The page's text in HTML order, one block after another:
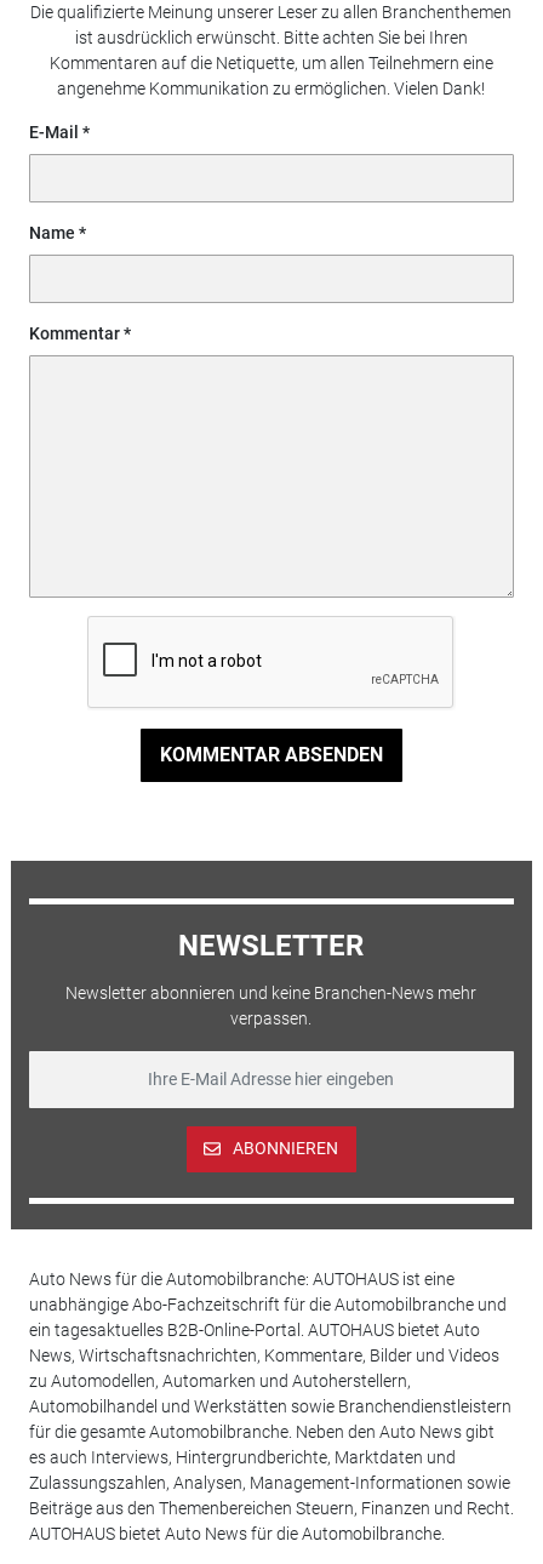
Die qualifizierte Meinung unserer Leser zu allen Branchenthemen
ist ausdrücklich erwünscht. Bitte achten Sie bei Ihren
Kommentaren auf die Netiquette, um allen Teilnehmern eine
angenehme Kommunikation zu ermöglichen. Vielen Dank!
E-Mail
Name
Kommentar
KOMMENTAR ABSENDEN
NEWSLETTER
Newsletter abonnieren und keine Branchen-News mehr
verpassen.
ABONNIEREN
Auto News für die Automobilbranche: AUTOHAUS ist eine
unabhängige Abo-Fachzeitschrift für die Automobilbranche und
ein tagesaktuelles B2B-Online-Portal. AUTOHAUS bietet Auto
News, Wirtschaftsnachrichten, Kommentare, Bilder und Videos
zu Automodellen, Automarken und Autoherstellern,
Automobilhandel und Werkstätten sowie Branchendienstleistern
für die gesamte Automobilbranche. Neben den Auto News gibt
es auch Interviews, Hintergrundberichte, Marktdaten und
Zulassungszahlen, Analysen, Management-Informationen sowie
Beiträge aus den Themenbereichen Steuern, Finanzen und Recht.
AUTOHAUS bietet Auto News für die Automobilbranche.